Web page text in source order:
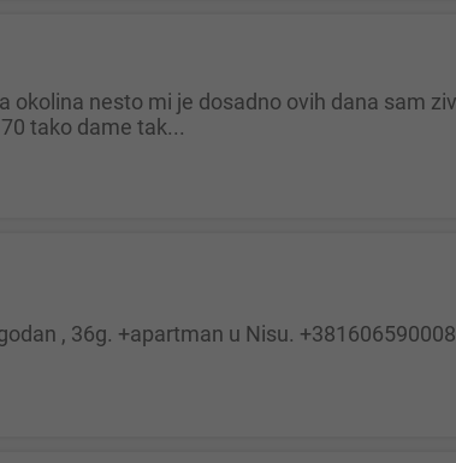
tako dame tak...
, 36g. +apartman u Nisu. +381606590008